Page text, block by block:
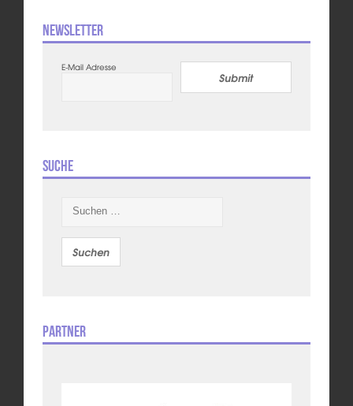
Newsletter
E-Mail Adresse
Submit
Suche
nach:
Partner